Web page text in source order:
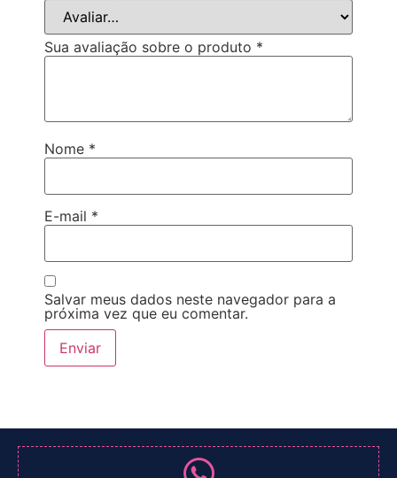
Sua avaliação sobre o produto *
Nome *
E-mail *
Salvar meus dados neste navegador para a
próxima vez que eu comentar.